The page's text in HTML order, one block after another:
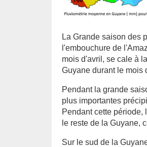
La Grande saison des
l'embouchure de
mois d'avril, se cale à
Guyane durant le mois
Pendant la grande
plus importantes
Pendant cette période,
le reste de la Guyane,
Sur le sud de la